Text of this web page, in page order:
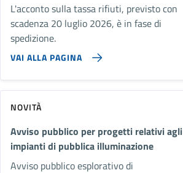
L'acconto sulla tassa rifiuti, previsto con
scadenza 20 luglio 2026, è in fase di
spedizione.
VAI ALLA PAGINA
NOVITÀ
Avviso pubblico per progetti relativi agli
impianti di pubblica illuminazione
Avviso pubblico esplorativo di